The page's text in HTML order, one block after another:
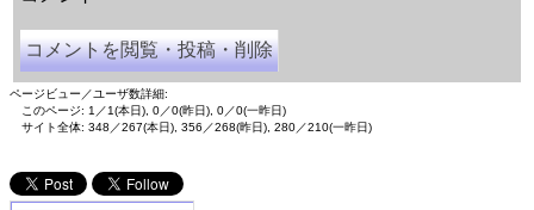
コメントを閲覧・投稿・削除
ページビュー／ユーザ数詳細:
このページ: 1／1(本日), 0／0(昨日), 0／0(一昨日)
サイト全体: 348／267(本日), 356／268(昨日), 280／210(一昨日)